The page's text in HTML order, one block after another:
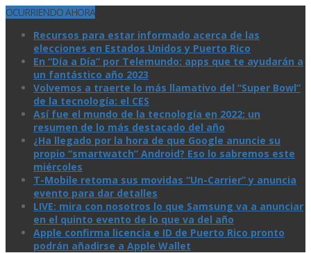
OCURRIENDO AHORA
Recursos para estar informado acerca de las
elecciones en Estados Unidos y Puerto Rico
En “Día a Día” por Telemundo: apps que te ayudarán a
un fantástico año 2023
Volvemos a traerte lo más llamativo del “Super Bowl”
de la tecnologí­a: el CES
Así­ fue el mundo de la tecnologí­a en 2022: un
resumen de lo más destacado del año
¿Ha llegado por la hora de que Google anuncie su
propio “smartwatch” Android? Eso lo sabremos este
miércoles
T-Mobile retoma sus movidas “Un-Carrier” y anuncia
evento para dar detalles
LIVE: mira con nosotros lo que Samsung va a anunciar
en el quinto evento de lo que va del año
Apple confirma licencia e ID de Puerto Rico pronto
podrán añadirse a Apple Wallet